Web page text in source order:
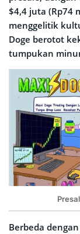
$4,4 juta (Rp74
menggelitik
Doge berotot
tumpukan
Berbeda